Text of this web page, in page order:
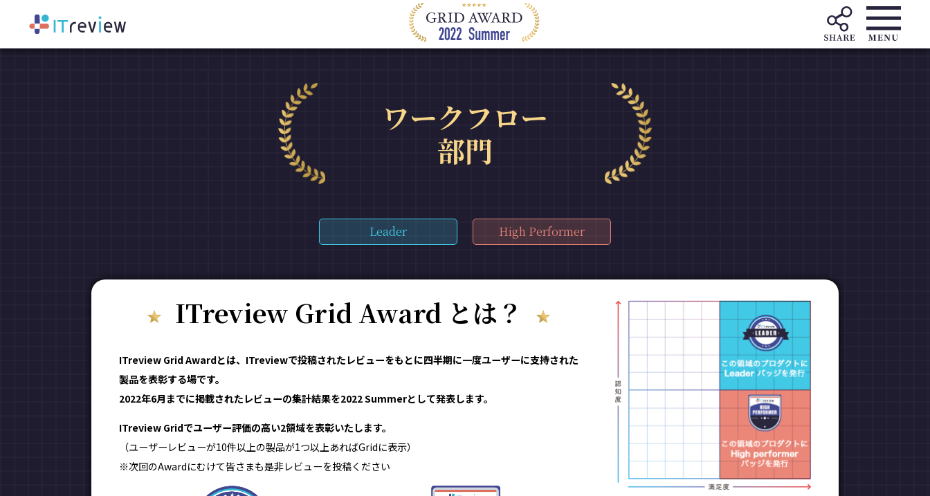
ワークフロー
部門
Leader High Performer
ITreview Grid Award とは？
ITreview Grid Awardとは、ITreviewで投稿されたレビューをもとに四半期に一度ユーザーに支持された
製品を表彰する場です。
2022年6月までに掲載されたレビューの集計結果を2022 Summerとして発表します。
ITreview Gridでユーザー評価の高い2領域を表彰いたします。
（ユーザーレビューが10件以上の製品が1つ以上あればGridに表示）
※次回のAwardにむけて皆さまも是非レビューを投稿ください